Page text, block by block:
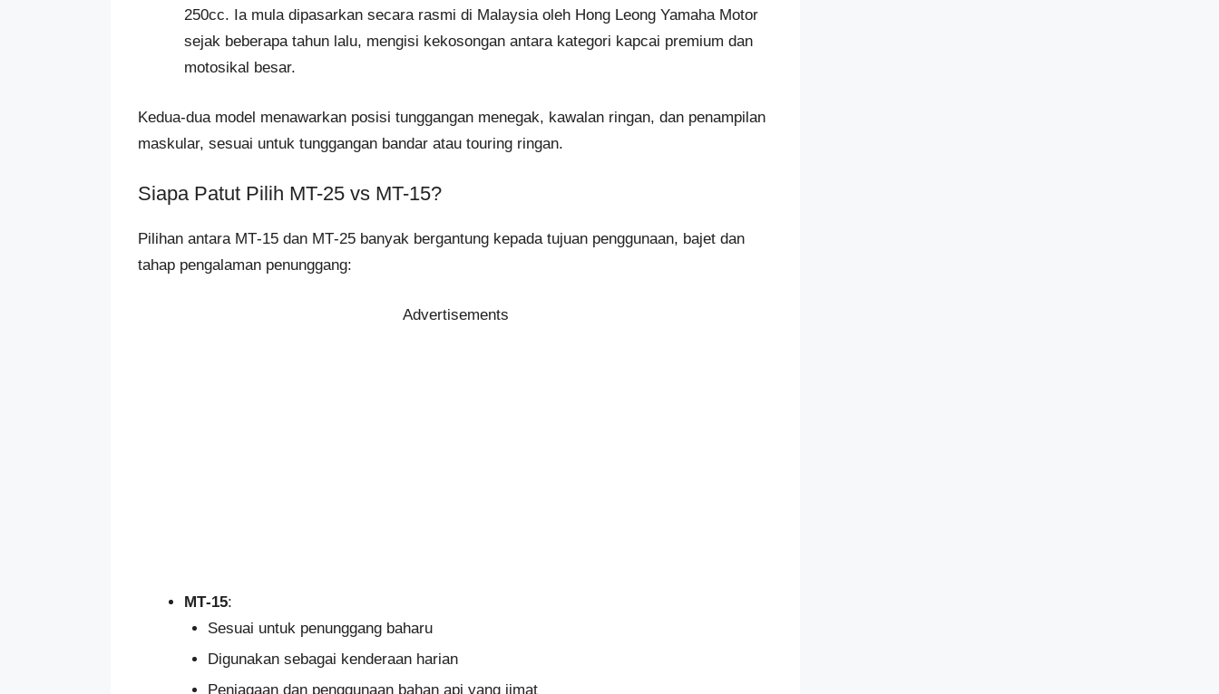
250cc. Ia mula dipasarkan secara rasmi di Malaysia oleh Hong Leong Yamaha Motor
sejak beberapa tahun lalu, mengisi kekosongan antara kategori kapcai premium dan
motosikal besar.
Kedua-dua model menawarkan posisi tunggangan menegak, kawalan ringan, dan penampilan
maskular, sesuai untuk tunggangan bandar atau touring ringan.
Siapa Patut Pilih MT-25 vs MT-15?
Pilihan antara MT‑15 dan MT‑25 banyak bergantung kepada tujuan penggunaan, bajet dan
tahap pengalaman penunggang:
Advertisements
MT‑15:
Sesuai untuk penunggang baharu
Digunakan sebagai kenderaan harian
Penjagaan dan penggunaan bahan api yang jimat